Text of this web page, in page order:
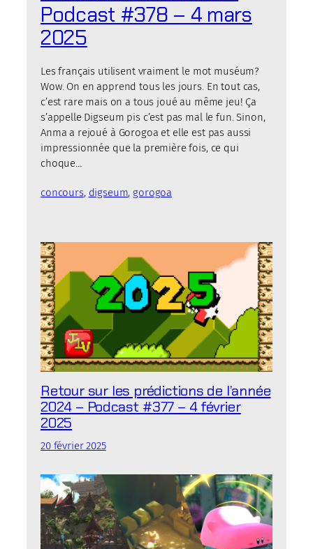
Podcast #378 – 4 mars
2025
Les français utilisent vraiment le mot muséum?
Wow. On en apprend tous les jours. En tout cas,
c’est rare mais on a tous joué au même jeu! Ça
s’appelle Digseum pis c’est pas mal le fun. Sinon,
Anma a rejoué à Gorogoa et elle est pas aussi
impressionnée que la première fois, ce qui
choque…
concours, digseum, gorogoa
Retour sur les prédictions de l’année
2024 – Podcast #377 – 4 février
2025
20 février 2025